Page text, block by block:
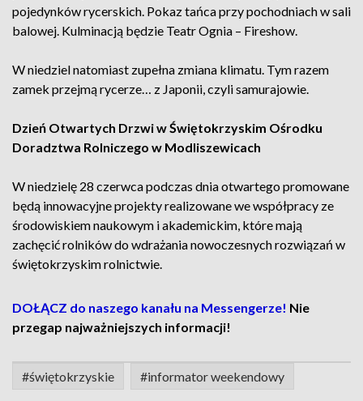
pojedynków rycerskich. Pokaz tańca przy pochodniach w sali
balowej. Kulminacją będzie Teatr Ognia – Fireshow.
W niedziel natomiast zupełna zmiana klimatu. Tym razem
zamek przejmą rycerze… z Japonii, czyli samurajowie.
Dzień Otwartych Drzwi w Świętokrzyskim Ośrodku
Doradztwa Rolniczego w Modliszewicach
W niedzielę 28 czerwca podczas dnia otwartego promowane
będą innowacyjne projekty realizowane we współpracy ze
środowiskiem naukowym i akademickim, które mają
zachęcić rolników do wdrażania nowoczesnych rozwiązań w
świętokrzyskim rolnictwie.
DOŁĄCZ do naszego kanału na Messengerze! Nie
przegap najważniejszych informacji!
#świętokrzyskie #informator weekendowy